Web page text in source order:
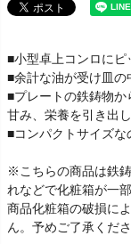
■小型卓上コンロに
■余計な油が受け皿
■プレートの鉄鋳物か
甘み、栄養を引き出
■コンパクトサイズな
※こちらの商品は鉄
れなどで化粧箱が一
商品化粧箱の破損に
ん。予めご了承くださ